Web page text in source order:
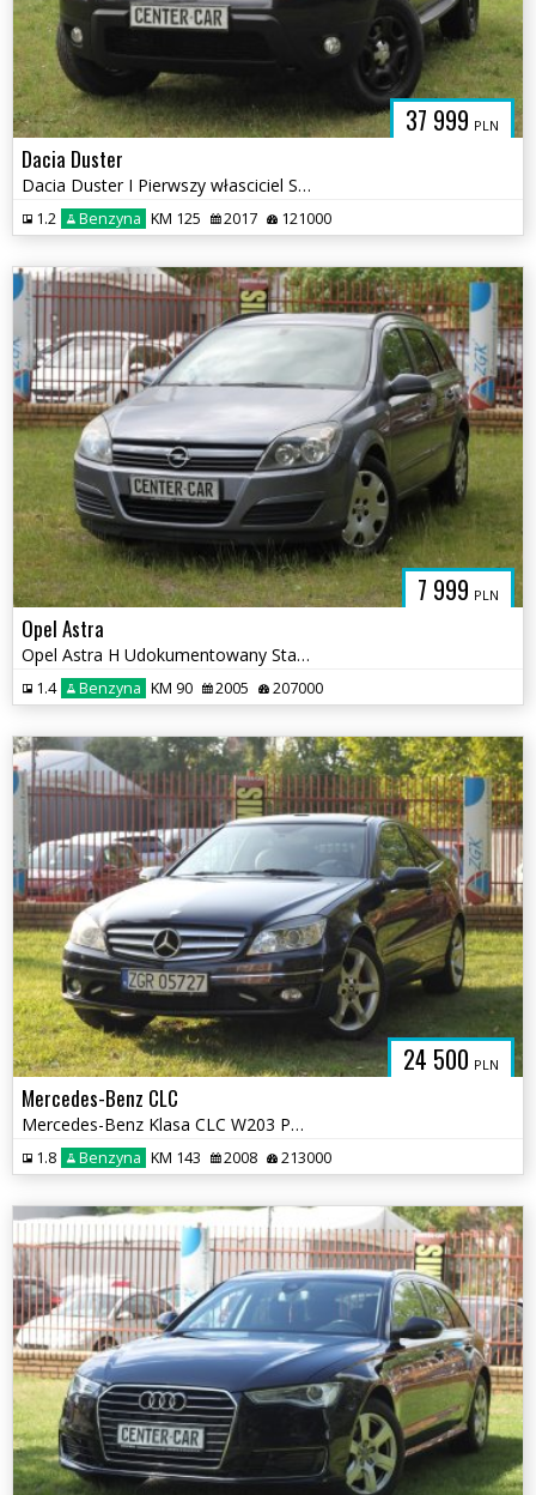
37 999 PLN
Dacia Duster
Dacia Duster I Pierwszy własciciel Serwis ASO Navi Stan BDB WARTO
1.2 Benzyna KM 125 2017 121000
7 999 PLN
Opel Astra
Opel Astra H Udokumentowany Stan Licznika Wzorowy Stan Tech.WARTO
1.4 Benzyna KM 90 2005 207000
24 500 PLN
Mercedes-Benz CLC
Mercedes-Benz Klasa CLC W203 Perfekcyjny Stan DOINWESTOWANY Serwis ASO
1.8 Benzyna KM 143 2008 213000